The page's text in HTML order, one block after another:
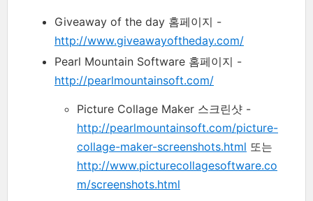
Giveaway of the day 홈페이지 -
http://www.giveawayoftheday.com/
Pearl Mountain Software 홈페이지 -
http://pearlmountainsoft.com/
Picture Collage Maker 스크린샷 -
http://pearlmountainsoft.com/picture-
collage-maker-screenshots.html 또는
http://www.picturecollagesoftware.co
m/screenshots.html